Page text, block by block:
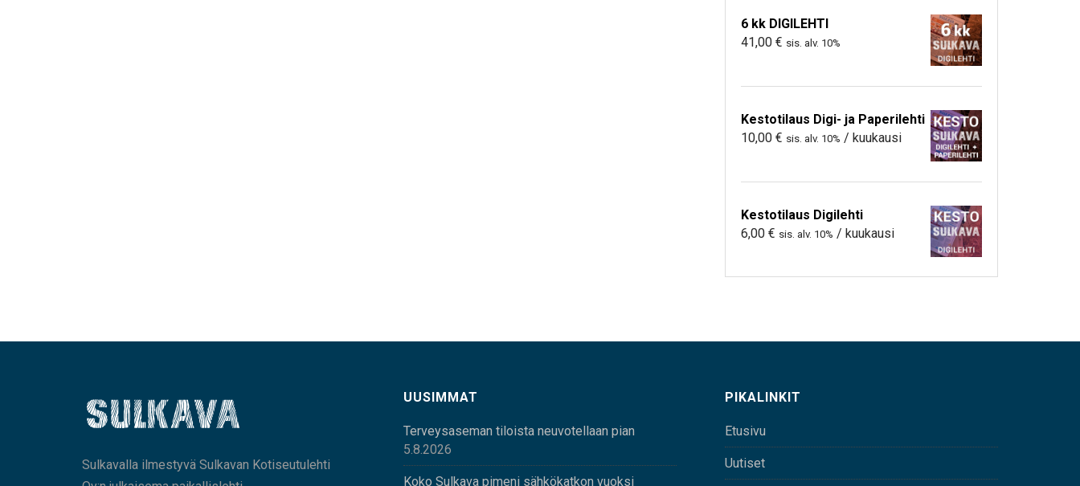
6 kk DIGILEHTI
41,00 € sis. alv. 10%
Kestotilaus Digi- ja Paperilehti
10,00 € sis. alv. 10% / kuukausi
Kestotilaus Digilehti
6,00 € sis. alv. 10% / kuukausi
Sulkavalla ilmestyvä Sulkavan Kotiseutulehti
UUSIMMAT
Terveysaseman tiloista neuvotellaan pian
5.8.2026
Koko Sulkava pimeni sähkökatkon vuoksi
PIKALINKIT
Etusivu
Uutiset